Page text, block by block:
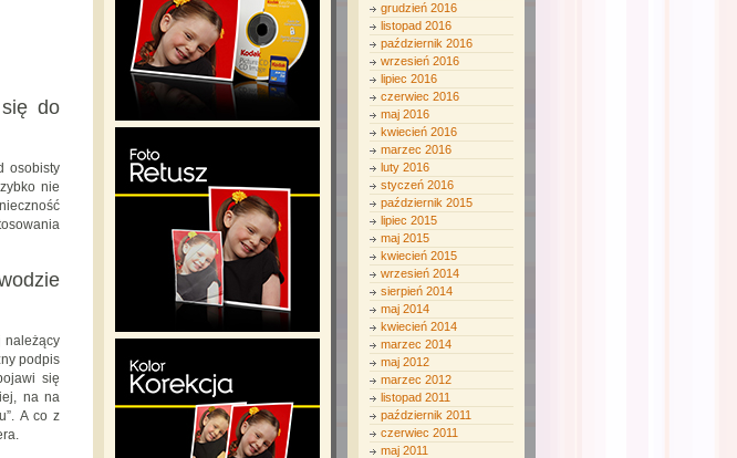
do
osobisty
nie
należący
podpis
się
na na
A co z
grudzień 2016
listopad 2016
październik 2016
wrzesień 2016
lipiec 2016
czerwiec 2016
maj 2016
kwiecień 2016
marzec 2016
luty 2016
styczeń 2016
październik 2015
lipiec 2015
maj 2015
kwiecień 2015
wrzesień 2014
sierpień 2014
maj 2014
kwiecień 2014
marzec 2014
maj 2012
marzec 2012
listopad 2011
październik 2011
czerwiec 2011
maj 2011